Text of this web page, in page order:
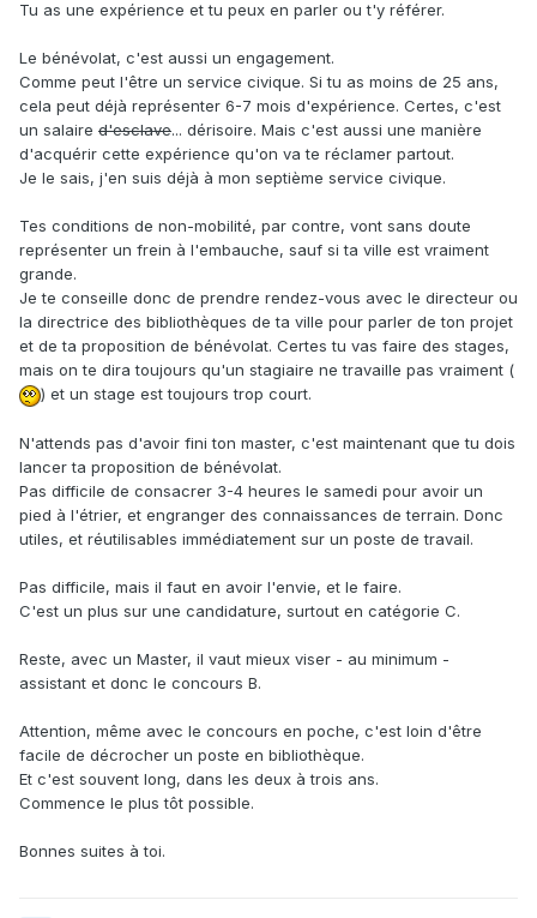
Tu as une expérience et tu peux en parler ou t'y référer.
Le bénévolat, c'est aussi un engagement.
Comme peut l'être un service civique. Si tu as moins de 25 ans,
cela peut déjà représenter 6-7 mois d'expérience. Certes, c'est
un salaire d'esclave... dérisoire. Mais c'est aussi une manière
d'acquérir cette expérience qu'on va te réclamer partout.
Je le sais, j'en suis déjà à mon septième service civique.
Tes conditions de non-mobilité, par contre, vont sans doute
représenter un frein à l'embauche, sauf si ta ville est vraiment
grande.
Je te conseille donc de prendre rendez-vous avec le directeur ou
la directrice des bibliothèques de ta ville pour parler de ton projet
et de ta proposition de bénévolat. Certes tu vas faire des stages,
mais on te dira toujours qu'un stagiaire ne travaille pas vraiment (
) et un stage est toujours trop court.
N'attends pas d'avoir fini ton master, c'est maintenant que tu dois
lancer ta proposition de bénévolat.
Pas difficile de consacrer 3-4 heures le samedi pour avoir un
pied à l'étrier, et engranger des connaissances de terrain. Donc
utiles, et réutilisables immédiatement sur un poste de travail.
Pas difficile, mais il faut en avoir l'envie, et le faire.
C'est un plus sur une candidature, surtout en catégorie C.
Reste, avec un Master, il vaut mieux viser - au minimum -
assistant et donc le concours B.
Attention, même avec le concours en poche, c'est loin d'être
facile de décrocher un poste en bibliothèque.
Et c'est souvent long, dans les deux à trois ans.
Commence le plus tôt possible.
Bonnes suites à toi.